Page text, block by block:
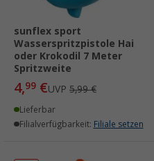
sunflex sport
Wasserspritzpistole Hai
oder Krokodil 7 Meter
Spritzweite
4,99 €UVP 5,99 €
Lieferbar
Filialverfügbarkeit: Filiale setzen